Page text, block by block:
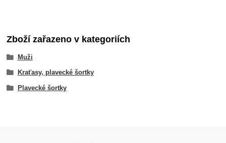
Zboží zařazeno v kategoriích
Muži
Kraťasy, plavecké šortky
Plavecké šortky